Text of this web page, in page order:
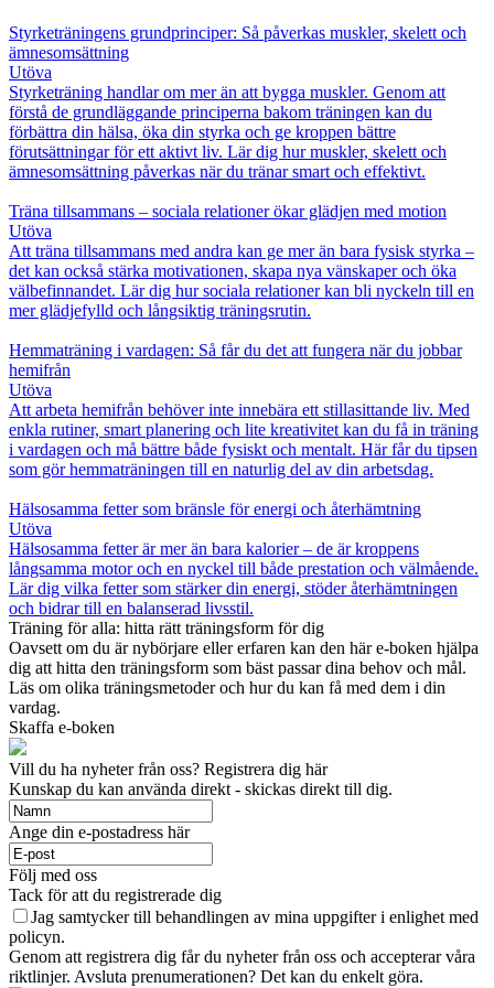
Styrketräningens grundprinciper: Så påverkas muskler, skelett och
ämnesomsättning
Utöva
Styrketräning handlar om mer än att bygga muskler. Genom att
förstå de grundläggande principerna bakom träningen kan du
förbättra din hälsa, öka din styrka och ge kroppen bättre
förutsättningar för ett aktivt liv. Lär dig hur muskler, skelett och
ämnesomsättning påverkas när du tränar smart och effektivt.
Träna tillsammans – sociala relationer ökar glädjen med motion
Utöva
Att träna tillsammans med andra kan ge mer än bara fysisk styrka –
det kan också stärka motivationen, skapa nya vänskaper och öka
välbefinnandet. Lär dig hur sociala relationer kan bli nyckeln till en
mer glädjefylld och långsiktig träningsrutin.
Hemmaträning i vardagen: Så får du det att fungera när du jobbar
hemifrån
Utöva
Att arbeta hemifrån behöver inte innebära ett stillasittande liv. Med
enkla rutiner, smart planering och lite kreativitet kan du få in träning
i vardagen och må bättre både fysiskt och mentalt. Här får du tipsen
som gör hemmaträningen till en naturlig del av din arbetsdag.
Hälsosamma fetter som bränsle för energi och återhämtning
Utöva
Hälsosamma fetter är mer än bara kalorier – de är kroppens
långsamma motor och en nyckel till både prestation och välmående.
Lär dig vilka fetter som stärker din energi, stöder återhämtningen
och bidrar till en balanserad livsstil.
Träning för alla: hitta rätt träningsform för dig
Oavsett om du är nybörjare eller erfaren kan den här e-boken hjälpa
dig att hitta den träningsform som bäst passar dina behov och mål.
Läs om olika träningsmetoder och hur du kan få med dem i din
vardag.
Skaffa e-boken
Vill du ha nyheter från oss? Registrera dig här
Kunskap du kan använda direkt - skickas direkt till dig.
Ange din e-postadress här
Följ med oss
Tack för att du registrerade dig
Jag samtycker till behandlingen av mina uppgifter i enlighet med
policyn.
Genom att registrera dig får du nyheter från oss och accepterar våra
riktlinjer. Avsluta prenumerationen? Det kan du enkelt göra.